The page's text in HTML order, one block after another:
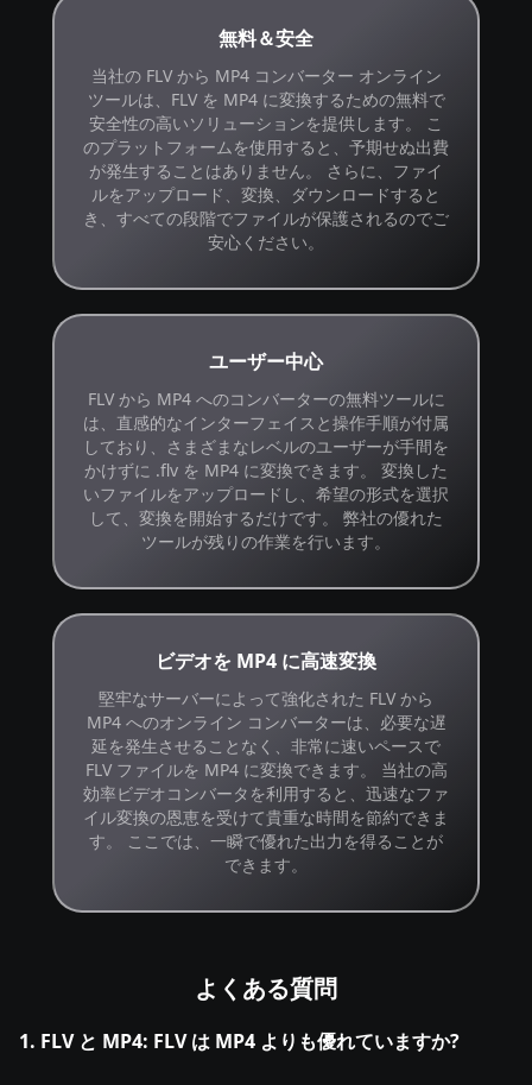
無料＆安全
当社の FLV から MP4 コンバーター オンライン
ツールは、FLV を MP4 に変換するための無料で
安全性の高いソリューションを提供します。 こ
のプラットフォームを使用すると、予期せぬ出費
が発生することはありません。 さらに、ファイ
ルをアップロード、変換、ダウンロードすると
き、すべての段階でファイルが保護されるのでご
安心ください。
ユーザー中心
FLV から MP4 へのコンバーターの無料ツールに
は、直感的なインターフェイスと操作手順が付属
しており、さまざまなレベルのユーザーが手間を
かけずに .flv を MP4 に変換できます。 変換した
いファイルをアップロードし、希望の形式を選択
して、変換を開始するだけです。 弊社の優れた
ツールが残りの作業を行います。
ビデオを MP4 に高速変換
堅牢なサーバーによって強化された FLV から
MP4 へのオンライン コンバーターは、必要な遅
延を発生させることなく、非常に速いペースで
FLV ファイルを MP4 に変換できます。 当社の高
効率ビデオコンバータを利用すると、迅速なファ
イル変換の恩恵を受けて貴重な時間を節約できま
す。 ここでは、一瞬で優れた出力を得ることが
できます。
よくある質問
1. FLV と MP4: FLV は MP4 よりも優れていますか?